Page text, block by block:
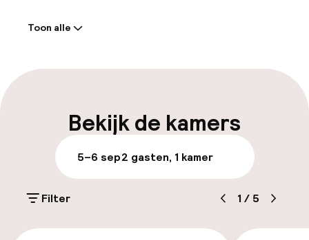
laptop en een strijkijzer/strijkplank, en de
Meertalige medewerkers
Parkeren & mobiliteit
Openbaar parkeren
Toon alle
Bekijk de kamers
5–6 sep2 gasten, 1 kamer
Filter 1 / 5